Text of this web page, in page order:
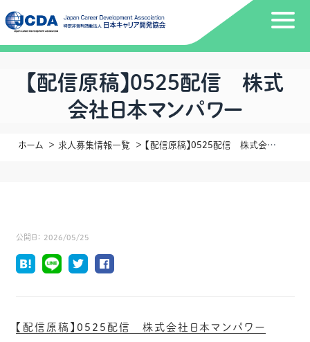
【配信原稿】0525配信 株式
会社日本マンパワー
ホーム 求人募集情報一覧 【配信原稿】0525配信 株式会社日本マンパワー
公開日： 2026/05/25
【配信原稿】0525配信 株式会社日本マンパワー